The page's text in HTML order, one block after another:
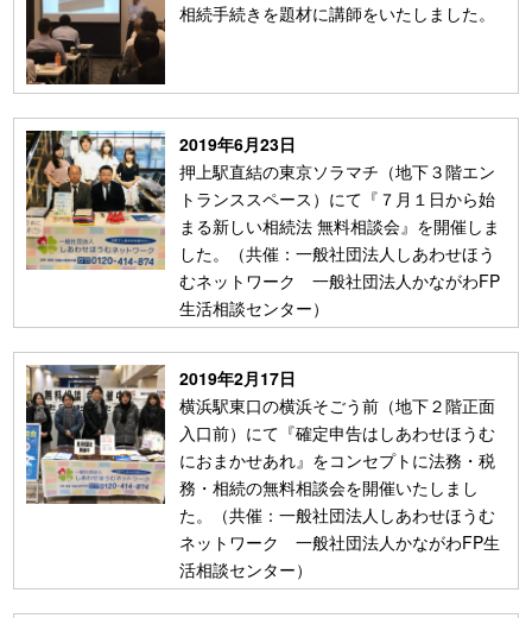
相続手続きを題材に講師をいたしました。
2019年6月23日
押上駅直結の東京ソラマチ（地下３階エン
トランススペース）にて『７月１日から始
まる新しい相続法 無料相談会』を開催しま
した。（共催：一般社団法人しあわせほう
むネットワーク 一般社団法人かながわFP
生活相談センター）
2019年2月17日
横浜駅東口の横浜そごう前（地下２階正面
入口前）にて『確定申告はしあわせほうむ
におまかせあれ』をコンセプトに法務・税
務・相続の無料相談会を開催いたしまし
た。（共催：一般社団法人しあわせほうむ
ネットワーク 一般社団法人かながわFP生
活相談センター）